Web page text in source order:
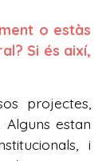
o estàs
Si és així,
projectes,
estan
i